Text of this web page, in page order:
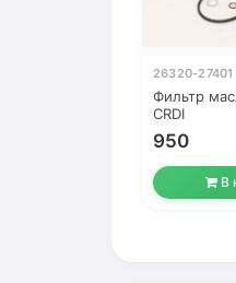
26320-27401
Фильтр
CRDI
950
В